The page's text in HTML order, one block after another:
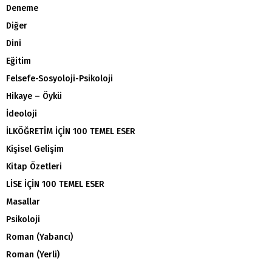
Deneme
Diğer
Dini
Eğitim
Felsefe-Sosyoloji-Psikoloji
Hikaye – Öykü
İdeoloji
İLKÖĞRETİM İÇİN 100 TEMEL ESER
Kişisel Gelişim
Kitap Özetleri
LİSE İÇİN 100 TEMEL ESER
Masallar
Psikoloji
Roman (Yabancı)
Roman (Yerli)